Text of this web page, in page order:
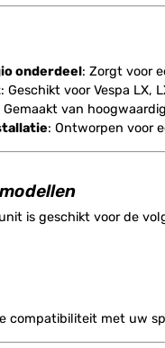
onderdeel: Zorgt voor
: Geschikt voor Vespa LX,
Gemaakt van
: Ontworpen voor
is geschikt voor de
compatibiliteit met uw